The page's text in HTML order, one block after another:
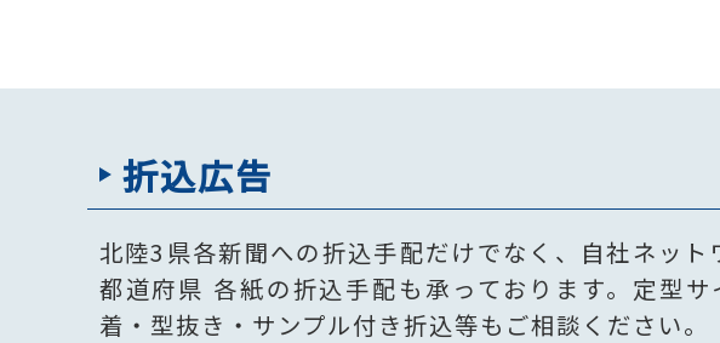
折込広告
北陸3県各新聞への折込手配だけでなく、自社ネッ
都道府県 各紙の折込手配も承っております。定型
着・型抜き・サンプル付き折込等もご相談ください。